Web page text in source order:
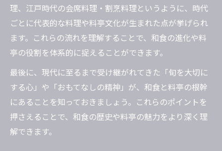
理、江戸時代の会席料理・割烹料理というように、時代
ごとに代表的な料理や料亭文化が生まれた点が挙げられ
ます。これらの流れを理解することで、和食の進化や料
亭の役割を体系的に捉えることができます。
最後に、現代に至るまで受け継がれてきた「旬を大切に
する心」や「おもてなしの精神」が、和食と料亭の根幹
にあることを知っておきましょう。これらのポイントを
押さえることで、和食の歴史や料亭の魅力をより深く理
解できます。